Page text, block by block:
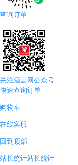
查询订单
关注酒云网公众号
快速查询订单
购物车
在线客服
回到顶部
站长统计站长统计